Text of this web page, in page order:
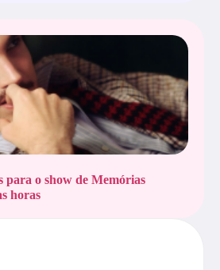
para o show de Memórias
horas